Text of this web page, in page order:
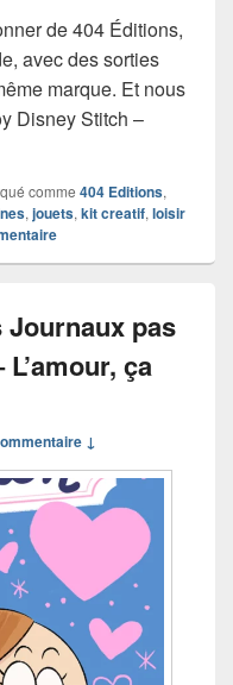
de 404 Éditions,
avec des sorties
marque. Et nous
Disney Stitch –
comme 404 Editions,
, jouets, kit creatif, loisir
pas
ça
↓